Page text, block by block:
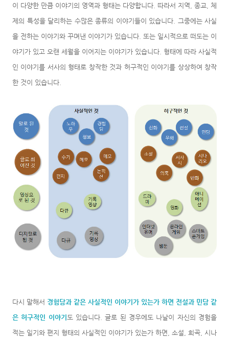
이 다양한 만큼 이야기의 영역과 형태는 다양합니다. 따라서 지역, 종교, 체
제의 특성을 달리하는 수많은 종류의 이야기들이 있습니다. 그중에는 사실
을 전하는 이야기와 꾸며낸 이야기가 있습니다. 또는 일시적으로 떠도는 이
야기가 있고 오랜 세월을 이어지는 이야기가 있습니다. 형태에 따라 사실적
인 이야기를 서사의 형태로 창작한 것과 허구적인 이야기를 상상하여 창작
한 것이 있습니다.
다시 말해서 경험담과 같은 사실적인 이야기가 있는가 하면 전설과 민담 같
은 허구적인 이야기 도 있습니다. 글로 된 경우에도 나날이 자신의 경험을
적는 일기와 편지 형태의 사실적인 이야기가 있는가 하면, 소설, 희곡, 시나